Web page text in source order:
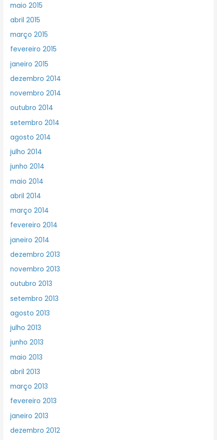
maio 2015
abril 2015
março 2015
fevereiro 2015
janeiro 2015
dezembro 2014
novembro 2014
outubro 2014
setembro 2014
agosto 2014
julho 2014
junho 2014
maio 2014
abril 2014
março 2014
fevereiro 2014
janeiro 2014
dezembro 2013
novembro 2013
outubro 2013
setembro 2013
agosto 2013
julho 2013
junho 2013
maio 2013
abril 2013
março 2013
fevereiro 2013
janeiro 2013
dezembro 2012